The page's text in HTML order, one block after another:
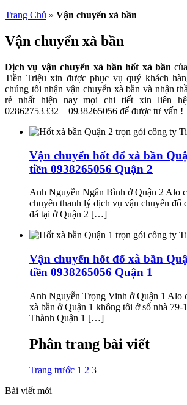
Trang Chủ » Vận chuyển xà bần
Vận chuyển xà bần
Dịch vụ vận chuyển xà bần hốt xà bần
Tiền Triệu xin được phục vụ quý khách
chúng tôi nhận vận chuyển xà bần và nhận
rẻ nhất hiện nay mọi chi tiết xin liên
02862753332 – 0938265056 để được tư vấn !
Vận chuyển hốt đổ xà bần
tiền 0938265056 Quận 2
Anh Nguyễn Ngân Bình ở Quận 2 Alo
chuyên thanh lý dịch vụ vận chuyển đổ
đá tại ở Quận 2 […]
Vận chuyển hốt đổ xà bần
tiền 0938265056 Quận 1
Anh Nguyễn Trọng Vinh ở Quận 1 Alo
xà bần ở Quận 1 không tôi ở số nhà
Thành Quận 1 […]
Phân trang bài viết
Trang trước 1 2 3
Bài viết mới